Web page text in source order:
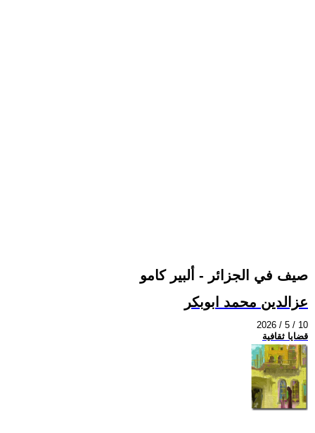
صيف في الجزائر - ألبير كامو
عزالدين محمد ابوبكر
2026 / 5 / 10
قضايا ثقافية